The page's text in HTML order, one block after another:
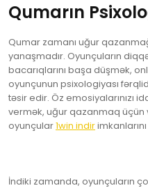
Qumarın
Qumar zamanı uğur
yanaşmadır. Oyunçuların
bacarıqlarını başa düşmək,
oyunçunun psixologiyası
təsir edir. Öz emosiyalarınızı
vermək, uğur qazanmaq üçün
oyunçular1win indir
İndiki zamanda, oyunçuların